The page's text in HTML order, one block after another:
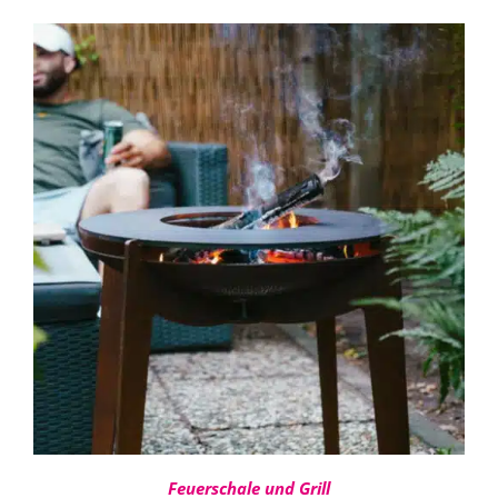
bis
480,00 €
IN DEN WARENKORB
/
DETAILS
Feuerschale und Grill